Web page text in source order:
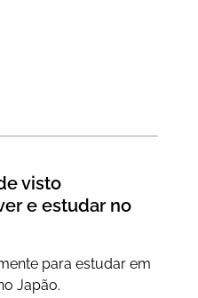
visto
e estudar no
para estudar em
Japão.